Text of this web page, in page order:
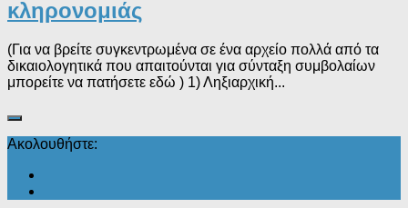
κληρονομιάς
(Για να βρείτε συγκεντρωμένα σε ένα αρχείο πολλά από τα
δικαιολογητικά που απαιτούνται για σύνταξη συμβολαίων
μπορείτε να πατήσετε εδώ ) 1) Ληξιαρχική...
Ακολουθήστε: